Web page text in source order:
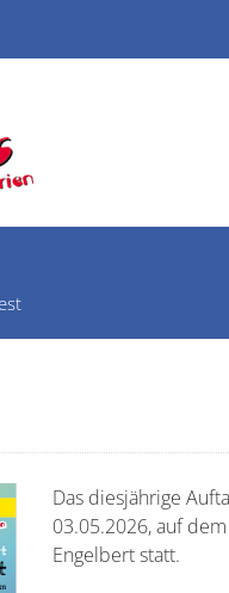
Das diesjährige
03.05.2026, auf
Engelbert statt.